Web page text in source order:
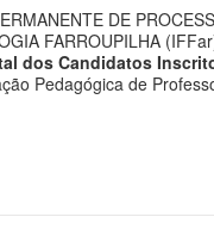
DE
FARROUPILHA
dos Candidatos
Pedagógica de